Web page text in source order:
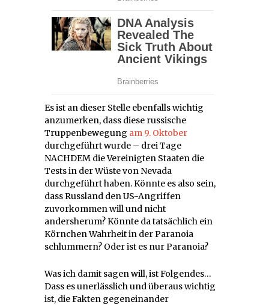
Es ist an dieser Stelle ebenfalls wichtig
anzumerken, dass diese russische
Truppenbewegung am 9. Oktober
durchgeführt wurde – drei Tage
NACHDEM die Vereinigten Staaten die
Tests in der Wüste von Nevada
durchgeführt haben. Könnte es also sein,
dass Russland den US-Angriffen
zuvorkommen will und nicht
andersherum? Könnte da tatsächlich ein
Körnchen Wahrheit in der Paranoia
schlummern? Oder ist es nur Paranoia?
Was ich damit sagen will, ist Folgendes…
Dass es unerlässlich und überaus wichtig
ist, die Fakten gegeneinander